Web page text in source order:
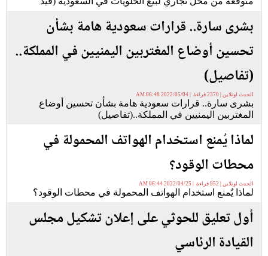
بشرى سارة.. قرارات سعودية هامة بشأن
تحسين أوضاع المغتربين اليمنيين في المملكة..
(تفاصيل)
الحدث اونلاين | 2370 قراءة | 2022/05/04 06:48 AM
بشرى سارة.. قرارات سعودية هامة بشأن تحسين أوضاع
المغتربين اليمنيين في المملكة..(تفاصيل)
لماذا يُمنع استخدام الهواتف المحمولة في
محطات الوقود؟
الحدث اونلاين | 952 قراءة | 2022/04/25 06:44 AM
لماذا يُمنع استخدام الهواتف المحمولة في محطات الوقود؟
أول تعليق للحوثي على إعلان تشكيل مجلس
القيادة الرئاسي